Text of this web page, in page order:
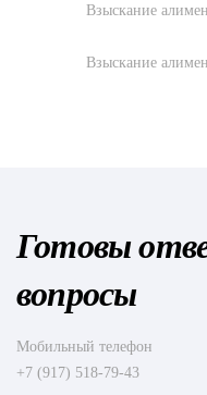
Взыскание
Взыскание
Готовы
вопросы
Мобильный телефон
+7 (917) 518-79-43